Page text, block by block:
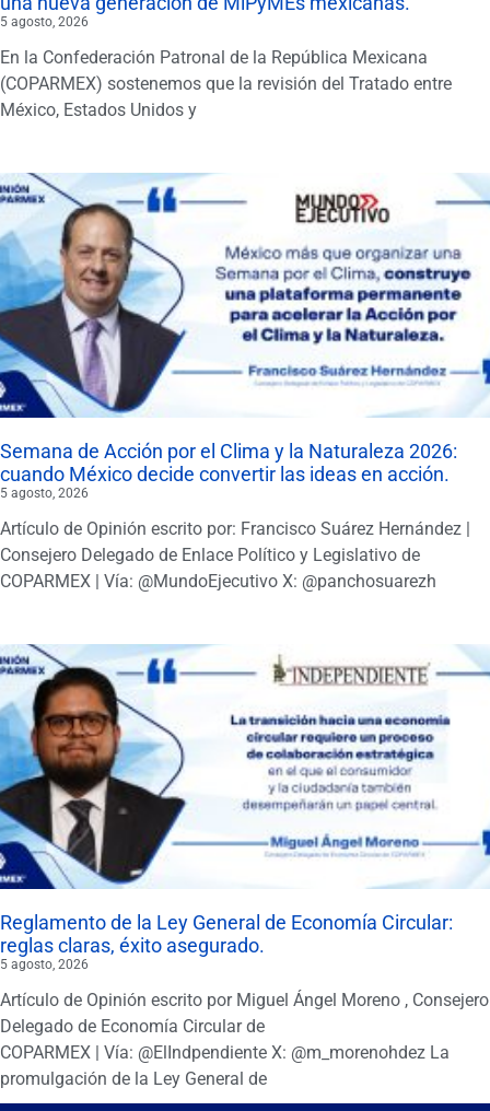
5 agosto, 2026
En la Confederación Patronal de la República Mexicana
(COPARMEX) sostenemos que la revisión del Tratado entre
México, Estados Unidos y
Semana de Acción por el Clima y la Naturaleza 2026:
cuando México decide convertir las ideas en acción.
5 agosto, 2026
Artículo de Opinión escrito por: Francisco Suárez Hernández |
Consejero Delegado de Enlace Político y Legislativo de
COPARMEX | Vía: @MundoEjecutivo X: @panchosuarezh
Reglamento de la Ley General de Economía Circular:
reglas claras, éxito asegurado.
5 agosto, 2026
Artículo de Opinión escrito por Miguel Ángel Moreno , Consejero
Delegado de Economía Circular de
COPARMEX | Vía: @ElIndpendiente X: @m_morenohdez La
promulgación de la Ley General de